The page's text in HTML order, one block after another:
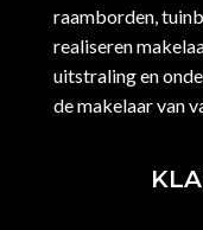
raamborden,
realiseren
uitstraling en
de makelaar van